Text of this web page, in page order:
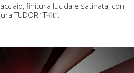
finitura lucida e satinata, con
TUDOR “T‑fit”.